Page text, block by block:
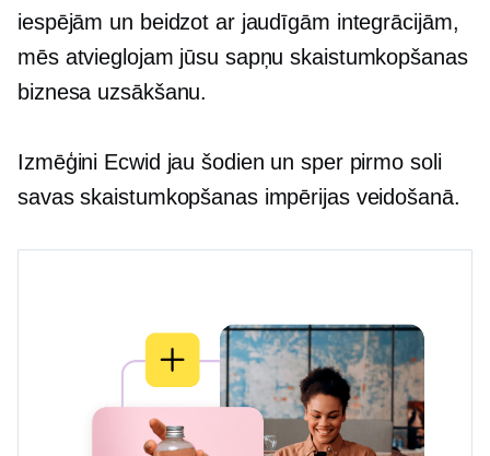
iespējām un beidzot ar jaudīgām integrācijām,
mēs atvieglojam jūsu sapņu skaistumkopšanas
biznesa uzsākšanu.
Izmēģini Ecwid jau šodien un sper pirmo soli
savas skaistumkopšanas impērijas veidošanā.